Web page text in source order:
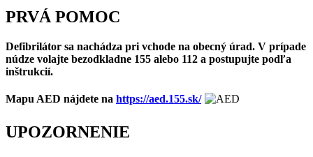
PRVÁ POMOC
Defibrilátor sa nachádza pri vchode na obecný úrad. V prípade
núdze volajte bezodkladne 155 alebo 112 a postupujte podľa
inštrukcií.
Mapu AED nájdete na https://aed.155.sk/
UPOZORNENIE